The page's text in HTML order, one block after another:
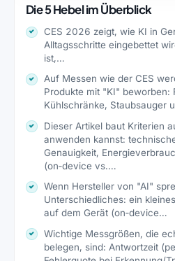
Die 5 Hebel im Überblick
CES 2026 zeigt, wie KI in
Alltagsschritte eingebettet
ist,…
Auf Messen wie der CES
Produkte mit "KI" beworben:
Kühlschränke, Staubsauger
Dieser Artikel baut Kriterien
anwenden kannst:
Genauigkeit,
(on‑device vs.…
Wenn Hersteller von "AI"
Unterschiedliches: ein
auf dem Gerät (on‑device…
Wichtige Messgrößen, die
belegen, sind: Antwortzeit